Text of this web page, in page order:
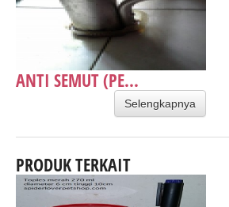
ANTI SEMUT (PE...
Selengkapnya
PRODUK TERKAIT